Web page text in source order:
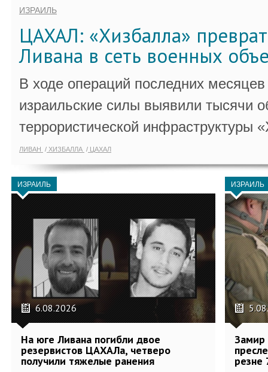
ИЗРАИЛЬ
ЦАХАЛ: «Хизбалла»
Ливана в сеть военных
В ходе операций последних
израильские силы выявили тысячи
террористической инфраструктуры
ЛИВАН ХИЗБАЛЛА ЦАХАЛ
ИЗРАИЛЬ
6.08.2026
На юге Ливана погибли двое
резервистов ЦАХАЛа, четверо
получили тяжелые ранения
ИЗРАИЛЬ
Замир
резне